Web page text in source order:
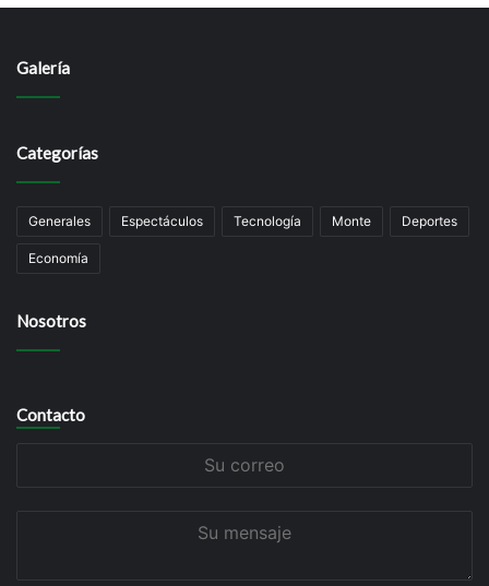
Galería
Categorías
Generales Espectáculos Tecnología Monte Deportes
Economía
Nosotros
Contacto